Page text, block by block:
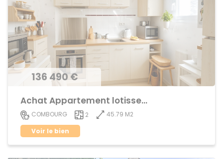
136 490 €
Achat Appartement lotissement
COMBOURG 2
45.79 M2
Voir le bien